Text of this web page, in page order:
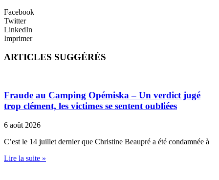
Facebook
Twitter
LinkedIn
Imprimer
ARTICLES SUGGÉRÉS
Fraude au Camping Opémiska – Un verdict jugé
trop clément, les victimes se sentent oubliées
6 août 2026
C’est le 14 juillet dernier que Christine Beaupré a été condamnée à
Lire la suite »